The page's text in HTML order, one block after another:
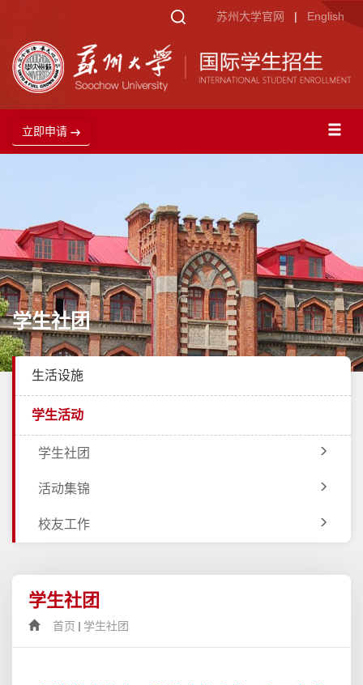
苏州大学官网 | English
立即申请
学生社团
生活设施
学生活动
学生社团
活动集锦
校友工作
学生社团
首页 学生社团